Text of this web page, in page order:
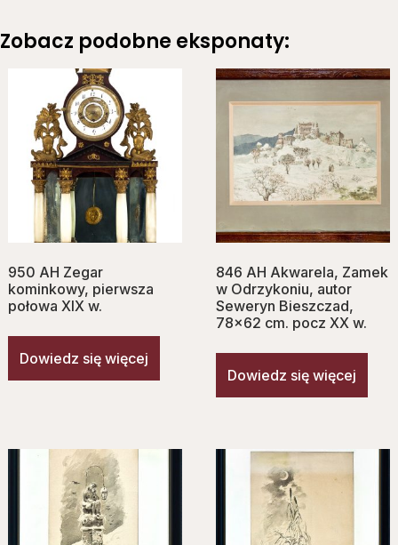
Zobacz podobne eksponaty:
950 AH Zegar
kominkowy, pierwsza
połowa XIX w.
Dowiedz się więcej
846 AH Akwarela, Zamek
w Odrzykoniu, autor
Seweryn Bieszczad,
78×62 cm. pocz XX w.
Dowiedz się więcej